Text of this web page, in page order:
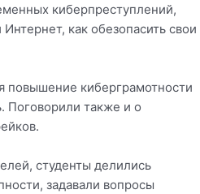
киберпреступлений,
как обезопасить свои
повышение киберграмотности
Поговорили также и о
студенты делились
задавали вопросы